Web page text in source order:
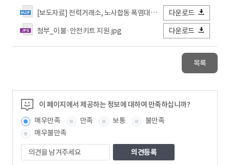
[보도자료] 전력거래소, 노사합동 폭염대비 에너지 취약계층 시원한 여름나기 지원.hwp
다운로드
첨부_이불·안전키트 지원.jpg
다운로드
목록
이 페이지에서 제공하는 정보에 대하여 만족하십니까?
매우만족
만족 보통
불만족
매우불만족
의
견